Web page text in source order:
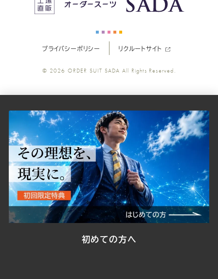
ツ
の
公
式
Youtube
ー
の
公
式
Facebook
ー
ツ
の
公
式
Twitter
ツ
の
公
式
ツ
の
公
式
LINE
プライバシーポリシー リクルートサイト
© 2026 ORDER SUIT SADA All Rights Reserved.
初めての方へ